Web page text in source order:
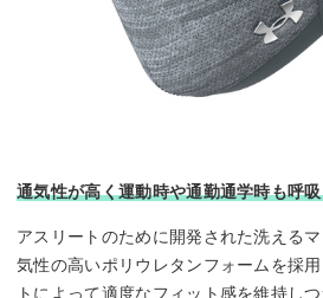
通気性が高く運動時や通勤通学時も呼
アスリートのために開発された洗える
気性の高いポリウレタンフォームを採
トによって適度なフィット感を維持し